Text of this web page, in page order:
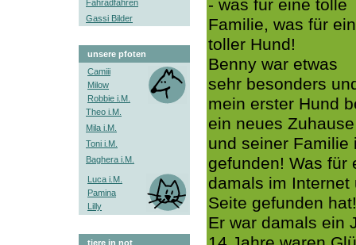
Fahradfahren
Gassi Bilder
unsere pfoten
Camiii
Milow
Robbie i.M.
Theo i.M.
Mila i.M.
Toni i.M.
Baghera i.M.
Luca i.M.
Pamina
Lilly
tiere in not
- was für eine tolle
Familie, was für ein
toller Hund!
Benny war etwas
sehr besonders
mein erster Hund
ein neues
und seiner Familie
gefunden! Was für
damals im
Seite gefunden hat!
Er war damals ein